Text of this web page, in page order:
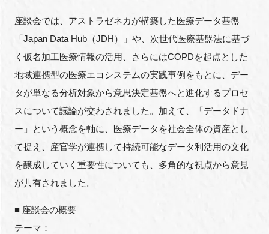
座談会では、アストラゼネカが構築した医療データ基盤
「Japan Data Hub（JDH）」や、次世代医療基盤法に基づ
く仮名加工医療情報の活用、さらにはCOPDを起点とした
地域連携型の医療エコシステムの実践事例をもとに、デー
タが単なる分析対象から意思決定基盤へと進化するプロセ
スについて議論が交わされました。加えて、「データドナ
ー」という概念を軸に、医療データを社会全体の資産とし
て捉え、産官学が連携して持続可能なデータ利活用の文化
を醸成していく重要性についても、多角的な視点から意見
が共有されました。
■ 座談会の概要
テーマ：